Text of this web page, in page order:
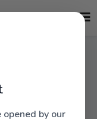
by our